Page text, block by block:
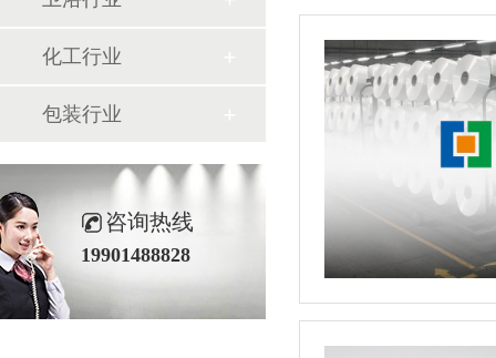
化工行业
包装行业
咨询热线
19901488828